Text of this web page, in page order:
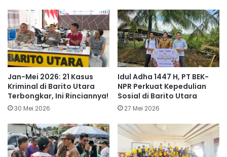
Jan-Mei 2026: 21 Kasus
Kriminal di Barito Utara
Terbongkar, Ini Rinciannya!
30 Mei 2026
Idul Adha 1447 H, PT BEK-
NPR Perkuat Kepedulian
Sosial di Barito Utara
27 Mei 2026